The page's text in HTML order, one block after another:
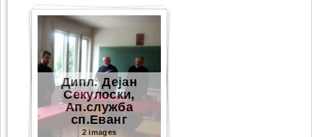
Дипл. Дејан
Секулоски,
Ап.служба
сп.Еванг
2 images